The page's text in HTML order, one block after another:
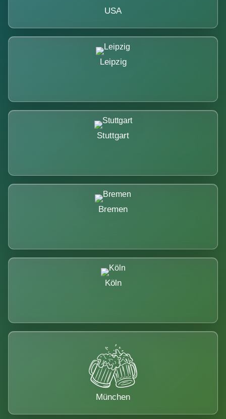
USA
Leipzig
Stuttgart
Bremen
Köln
München